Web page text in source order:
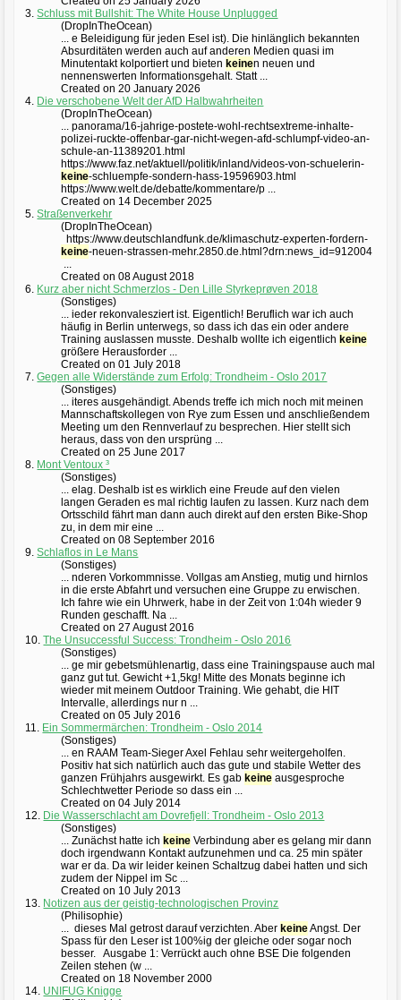
3.Schluss mit Bullshit: The White House Unplugged
(DropInTheOcean)
... e Beleidigung für jeden Esel ist). Die hinlänglich bekannten
Absurditäten werden auch auf anderen Medien quasi im
Minutentakt kolportiert und bieten keinen neuen und
nennenswerten Informationsgehalt. Statt ...
Created on 20 January 2026
4. Die verschobene Welt der AfD Halbwahrheiten
(DropInTheOcean)
... panorama/16-jahrige-postete-wohl-rechtsextreme-inhalte-
polizei-ruckte-offenbar-gar-nicht-wegen-afd-schlumpf-video-an-
schule-an-11389201.html
https://www.faz.net/aktuell/politik/inland/videos-von-schuelerin-
keine-schluempfe-sondern-hass-19596903.html
https://www.welt.de/debatte/kommentare/p ...
Created on 14 December 2025
5.Straßenverkehr
(DropInTheOcean)
https://www.deutschlandfunk.de/klimaschutz-experten-fordern-
keine-neuen-strassen-mehr.2850.de.html?drn:news_id=912004
...
Created on 08 August 2018
6. Kurz aber nicht Schmerzlos - Den Lille Styrkeprøven 2018
(Sonstiges)
... ieder rekonvalesziert ist. Eigentlich! Beruflich war ich auch
häufig in Berlin unterwegs, so dass ich das ein oder andere
Training auslassen musste. Deshalb wollte ich eigentlich keine
größere Herausforder ...
Created on 01 July 2018
7.Gegen alle Widerstände zum Erfolg: Trondheim - Oslo 2017
(Sonstiges)
... iteres ausgehändigt. Abends treffe ich mich noch mit meinen
Mannschaftskollegen von Rye zum Essen und anschließendem
Meeting um den Rennverlauf zu besprechen. Hier stellt sich
heraus, dass von den ursprüng ...
Created on 25 June 2017
8. Mont Ventoux ³
(Sonstiges)
... elag. Deshalb ist es wirklich eine Freude auf den vielen
langen Geraden es mal richtig laufen zu lassen. Kurz nach dem
Ortsschild fährt man dann auch direkt auf den ersten Bike-Shop
zu, in dem mir eine ...
Created on 08 September 2016
9.Schlaflos in Le Mans
(Sonstiges)
... nderen Vorkommnisse. Vollgas am Anstieg, mutig und hirnlos
in die erste Abfahrt und versuchen eine Gruppe zu erwischen.
Ich fahre wie ein Uhrwerk, habe in der Zeit von 1:04h wieder 9
Runden geschafft. Na ...
Created on 27 August 2016
10.The Unsuccessful Success: Trondheim - Oslo 2016
(Sonstiges)
... ge mir gebetsmühlenartig, dass eine Trainingspause auch mal
ganz gut tut. Gewicht +1,5kg! Mitte des Monats beginne ich
wieder mit meinem Outdoor Training. Wie gehabt, die HIT
Intervalle, allerdings nur n ...
Created on 05 July 2016
11. Ein Sommermärchen: Trondheim - Oslo 2014
(Sonstiges)
... en RAAM Team-Sieger Axel Fehlau sehr weitergeholfen.
Positiv hat sich natürlich auch das gute und stabile Wetter des
ganzen Frühjahrs ausgewirkt. Es gab keine ausgesproche
Schlechtwetter Periode so dass ein ...
Created on 04 July 2014
12. Die Wasserschlacht am Dovrefjell: Trondheim - Oslo 2013
(Sonstiges)
... Zunächst hatte ich keine Verbindung aber es gelang mir dann
doch irgendwann Kontakt aufzunehmen und ca. 25 min später
war er da. Da wir leider keinen Schaltzug dabei hatten und sich
zudem der Nippel im Sc ...
Created on 10 July 2013
13. Notizen aus der geistig-technologischen Provinz
(Philisophie)
... dieses Mal getrost darauf verzichten. Aber keineAngst. Der
Spass für den Leser ist 100%ig der gleiche oder sogar noch
besser. Ausgabe 1: Verrückt auch ohne BSE Die folgenden
Zeilen stehen (w ...
Created on 18 November 2000
14. UNIFUG Knigge